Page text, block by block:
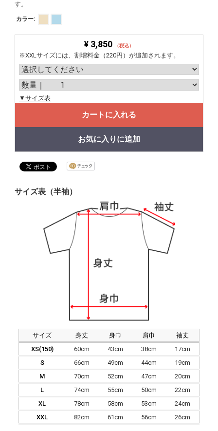
す。
カラー:
¥ 3,850 （税込）
※XXLサイズには、割増料金（220円）が追加されます。
▼サイズ表
カートに入れる
お気に入りに追加
サイズ表（半袖）
サイズ 身丈 身巾 肩巾
袖丈
XS(150)
60cm 43cm 38cm
17cm
S
66cm 49cm 44cm
19cm
M
70cm 52cm 47cm
20cm
L
74cm 55cm 50cm
22cm
XL
78cm 58cm 53cm
24cm
XXL
82cm 61cm 56cm 26cm